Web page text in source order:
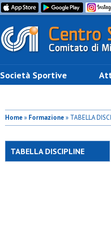
Società Sportive
Home» Formazione» TABELLA
TABELLA DISCIPLINE